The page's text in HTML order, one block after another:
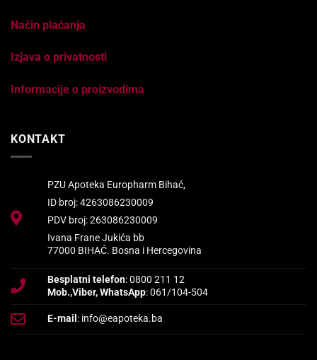
Način plaćanja
Izjava o privatnosti
Informacije o proizvodima
KONTAKT
PZU Apoteka Europharm Bihać,
ID broj: 4263086230009
PDV broj: 263086230009
Ivana Frane Jukića bb
77000 BIHAĆ. Bosna i Hercegovina
Besplatni telefon: 0800 211 12
Mob.,Viber, WhatsApp: 061/104-504
E-mail : info@eapoteka.ba